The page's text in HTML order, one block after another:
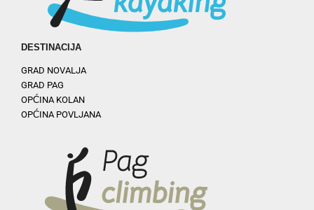
DESTINACIJA
GRAD NOVALJA
GRAD PAG
OPĆINA KOLAN
OPĆINA POVLJANA